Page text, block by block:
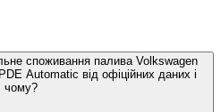
споживання палива Volkswagen
Automatic від офіційних даних і
чому?